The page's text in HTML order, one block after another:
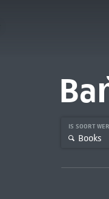
IS SOORT
Books